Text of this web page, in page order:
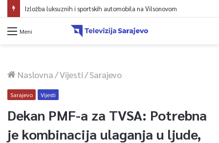
Meni
Naslovna/Vijesti/Sarajevo
Sarajevo Vijesti
Dekan PMF-a za TVSA: Potrebna
je kombinacija ulaganja u ljude,